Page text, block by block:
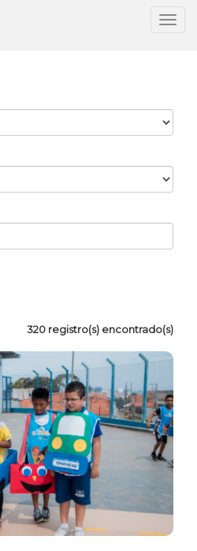
320 registro(s) encontrado(s)